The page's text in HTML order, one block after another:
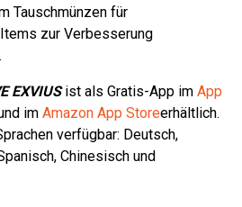
Tauschmünzen für
zur Verbesserung
EXVIUSist als Gratis-App im App
im Amazon App Storeerhältlich.
verfügbar: Deutsch,
Chinesisch und